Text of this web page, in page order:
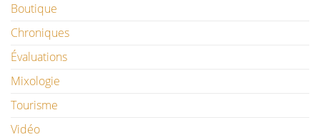
Boutique
Chroniques
Évaluations
Mixologie
Tourisme
Vidéo